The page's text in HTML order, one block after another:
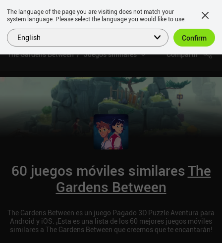
The Gardens Between Juegos similares Compartir
60 juegos móviles similaresThe
Gardens Between
The Gardens Between es un juego Pagado 3D Puzzle Aventura para
Android y iOS. ¡Esta es una lista de los 60 mejores juegos móviles
similares a The Gardens Between que creemos que te encantarán!
The language of the page you are visiting does not match your
system language. Please select the language you would like to use.
English Confirm